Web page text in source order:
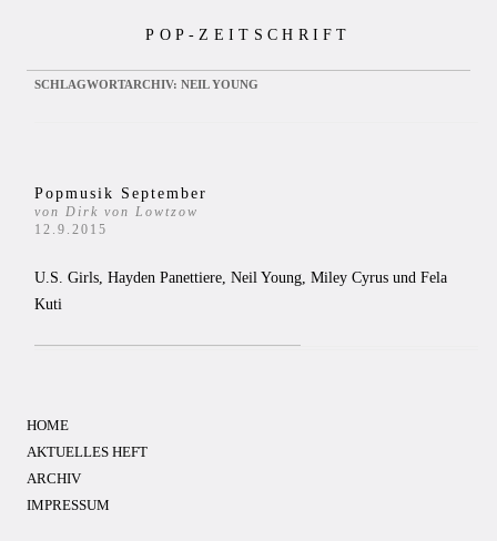
POP-ZEITSCHRIFT
SCHLAGWORTARCHIV: NEIL YOUNG
Popmusik September
von Dirk von Lowtzow
12.9.2015
U.S. Girls, Hayden Panettiere, Neil Young, Miley Cyrus und Fela
Kuti
HOME
AKTUELLES HEFT
ARCHIV
IMPRESSUM